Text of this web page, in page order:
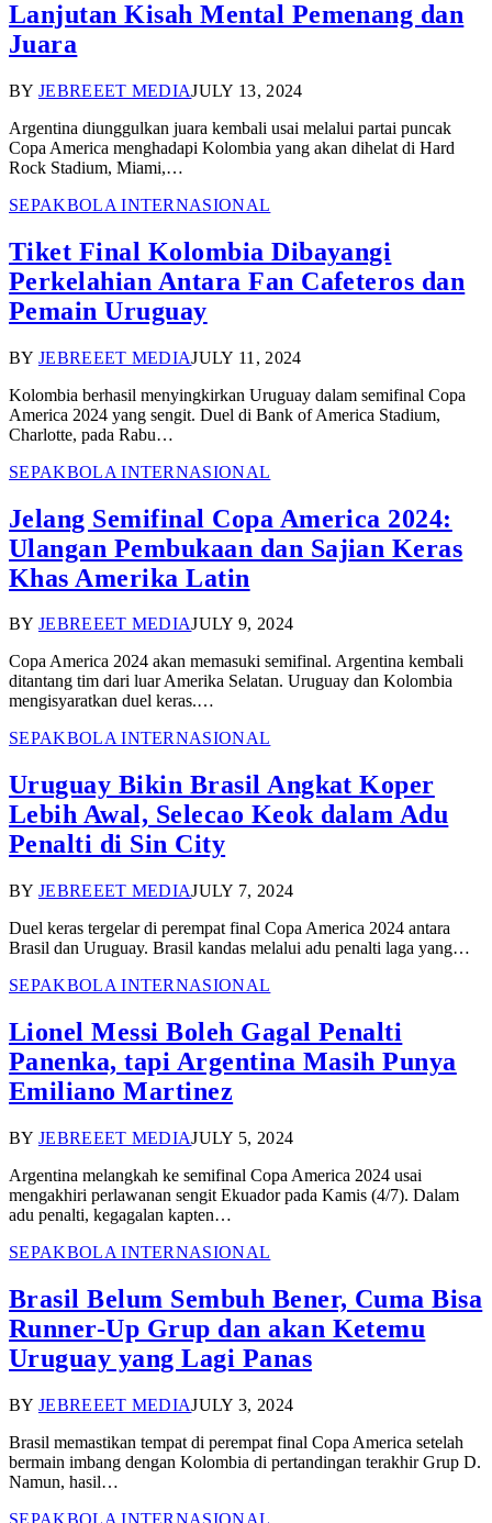
Lanjutan Kisah Mental Pemenang dan
Juara
BY JEBREEET MEDIAJULY 13, 2024
Argentina diunggulkan juara kembali usai melalui partai puncak
Copa America menghadapi Kolombia yang akan dihelat di Hard
Rock Stadium, Miami,…
SEPAKBOLA INTERNASIONAL
Tiket Final Kolombia Dibayangi
Perkelahian Antara Fan Cafeteros dan
Pemain Uruguay
BY JEBREEET MEDIAJULY 11, 2024
Kolombia berhasil menyingkirkan Uruguay dalam semifinal Copa
America 2024 yang sengit. Duel di Bank of America Stadium,
Charlotte, pada Rabu…
SEPAKBOLA INTERNASIONAL
Jelang Semifinal Copa America 2024:
Ulangan Pembukaan dan Sajian Keras
Khas Amerika Latin
BY JEBREEET MEDIAJULY 9, 2024
Copa America 2024 akan memasuki semifinal. Argentina kembali
ditantang tim dari luar Amerika Selatan. Uruguay dan Kolombia
mengisyaratkan duel keras.…
SEPAKBOLA INTERNASIONAL
Uruguay Bikin Brasil Angkat Koper
Lebih Awal, Selecao Keok dalam Adu
Penalti di Sin City
BY JEBREEET MEDIAJULY 7, 2024
Duel keras tergelar di perempat final Copa America 2024 antara
Brasil dan Uruguay. Brasil kandas melalui adu penalti laga yang…
SEPAKBOLA INTERNASIONAL
Lionel Messi Boleh Gagal Penalti
Panenka, tapi Argentina Masih Punya
Emiliano Martinez
BY JEBREEET MEDIAJULY 5, 2024
Argentina melangkah ke semifinal Copa America 2024 usai
mengakhiri perlawanan sengit Ekuador pada Kamis (4/7). Dalam
adu penalti, kegagalan kapten…
SEPAKBOLA INTERNASIONAL
Brasil Belum Sembuh Bener, Cuma Bisa
Runner-Up Grup dan akan Ketemu
Uruguay yang Lagi Panas
BY JEBREEET MEDIAJULY 3, 2024
Brasil memastikan tempat di perempat final Copa America setelah
bermain imbang dengan Kolombia di pertandingan terakhir Grup D.
Namun, hasil…
SEPAKBOLA INTERNASIONAL